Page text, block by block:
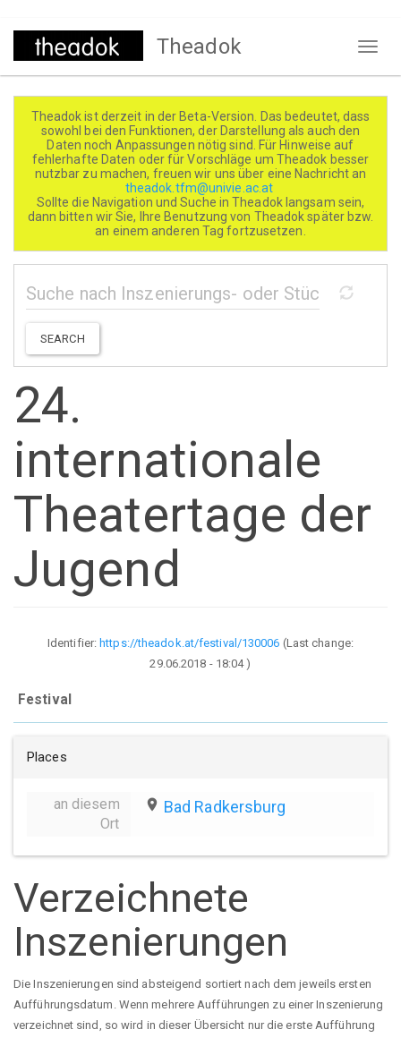
Direkt
Theadok
Theadok ist derzeit in der Beta-Version. Das bedeutet, dass
sowohl bei den Funktionen, der Darstellung als auch den
Daten noch Anpassungen nötig sind. Für Hinweise auf
fehlerhafte Daten oder für Vorschläge um Theadok besser
nutzbar zu machen, freuen wir uns über eine Nachricht an
theadok.tfm@univie.ac.at
Sollte die Navigation und Suche in Theadok langsam sein,
dann bitten wir Sie, Ihre Benutzung von Theadok später bzw.
an einem anderen Tag fortzusetzen.
SEARCH
24.
internationale
Theatertage der
Jugend
Identifier:https://theadok.at/festival/130006 (Last change:
29.06.2018 - 18:04)
Festival
Places
an diesem
Ort
place Bad Radkersburg
Verzeichnete
Inszenierungen
Die Inszenierungen sind absteigend sortiert nach dem jeweils ersten
Aufführungsdatum. Wenn mehrere Aufführungen zu einer Inszenierung
verzeichnet sind, so wird in dieser Übersicht nur die erste Aufführung